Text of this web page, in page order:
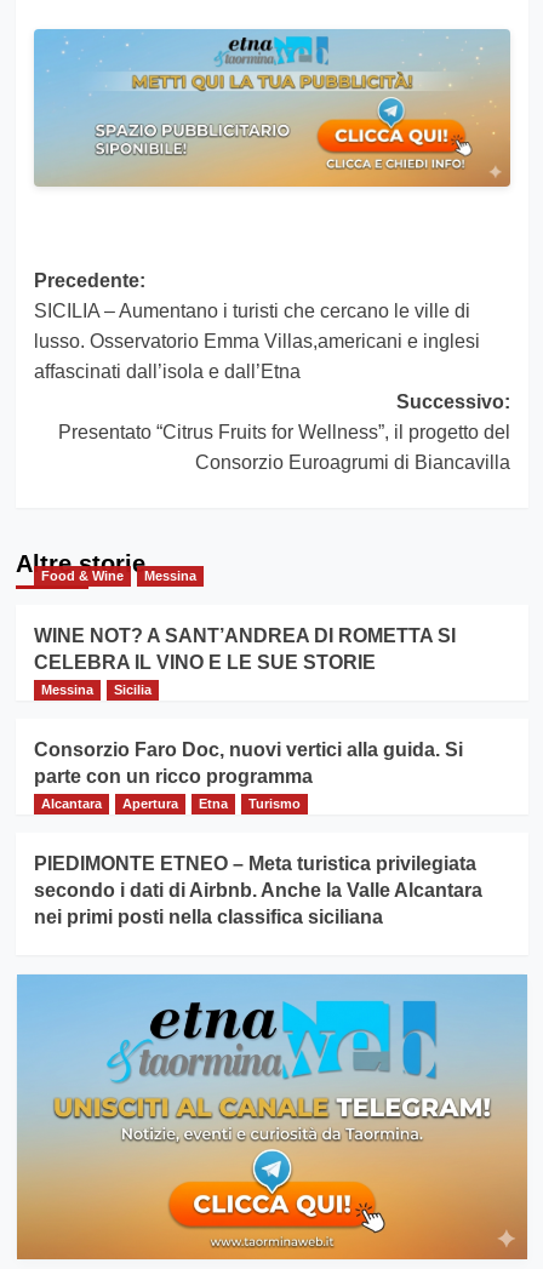
Navigazione
articolo
Precedente:
SICILIA – Aumentano i turisti che cercano le ville di
lusso. Osservatorio Emma Villas,americani e inglesi
affascinati dall’isola e dall’Etna
Successivo:
Presentato “Citrus Fruits for Wellness”, il progetto del
Consorzio Euroagrumi di Biancavilla
Altre storie
Food & Wine Messina
WINE NOT? A SANT’ANDREA DI ROMETTA SI
CELEBRA IL VINO E LE SUE STORIE
Messina Sicilia
Consorzio Faro Doc, nuovi vertici alla guida. Si
parte con un ricco programma
Alcantara Apertura Etna Turismo
PIEDIMONTE ETNEO – Meta turistica privilegiata
secondo i dati di Airbnb. Anche la Valle Alcantara
nei primi posti nella classifica siciliana